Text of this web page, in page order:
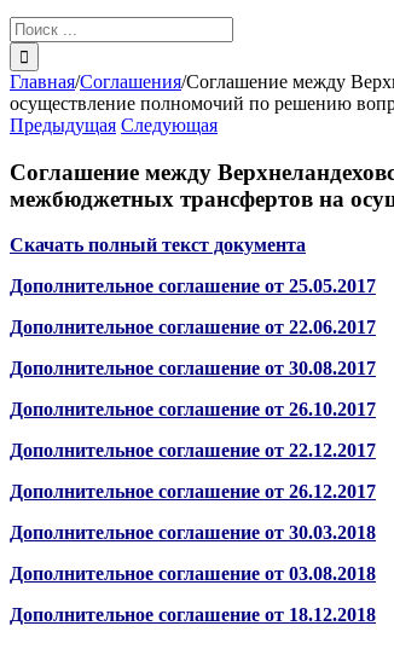
Результат
поиска:
Главная/Соглашения/Соглашение между
осуществление полномочий по решению
Предыдущая Следующая
Соглашение между
межбюджетных трансфертов на
Скачать полный текст документа
Дополнительное соглашение от 25.05.2017
Дополнительное соглашение от 22.06.2017
Дополнительное соглашение от 30.08.2017
Дополнительное соглашение от 26.10.2017
Дополнительное соглашение от 22.12.2017
Дополнительное соглашение от 26.12.2017
Дополнительное соглашение от 30.03.2018
Дополнительное соглашение от 03.08.2018
Дополнительное соглашение от 18.12.2018